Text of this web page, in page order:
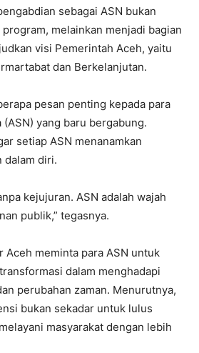
sebagai ASN bukan
melainkan menjadi bagian
visi Pemerintah Aceh, yaitu
dan Berkelanjutan.
pesan penting kepada para
yang baru bergabung.
setiap ASN menanamkan
dalam diri.
kejujuran. ASN adalah wajah
publik,” tegasnya.
Aceh meminta para ASN untuk
dalam menghadapi
perubahan zaman. Menurutnya,
bukan sekadar untuk lulus
masyarakat dengan lebih